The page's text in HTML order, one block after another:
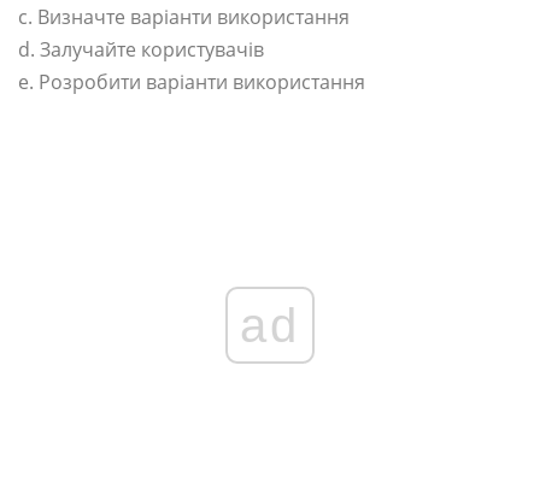
c. Визначте варіанти використання
d. Залучайте користувачів
e. Розробити варіанти використання
ad